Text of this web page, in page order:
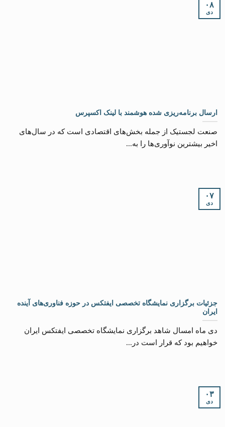
ارسال برنامه‌ریزی شده هوشمند با لینک اکسپرس
صنعت لجستیک از جمله بخش‌های اقتصادی است که در سال‌های
اخیر بیشترین نوآوری‌ها را به...
۰۸
دی
جزئیات برگزاری نمایشگاه تخصصی ایفتکس در حوزه فناوری‌های آینده
ایران
دی ماه امسال شاهد برگزاری نمایشگاه تخصصی ایفتکس ایران
خواهیم بود که قرار است در...
۰۷
دی
۰۳
دی